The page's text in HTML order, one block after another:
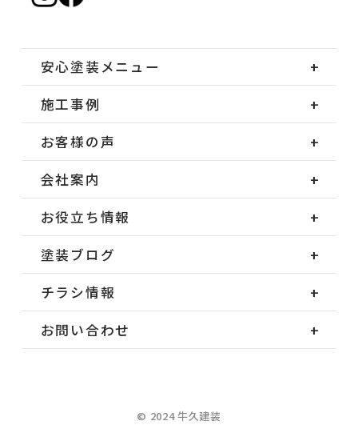
安心塗装メニュー
施工事例
お客様の声
会社案内
お役立ち情報
塗装ブログ
チラシ情報
お問い合わせ
© 2024 牛久建装